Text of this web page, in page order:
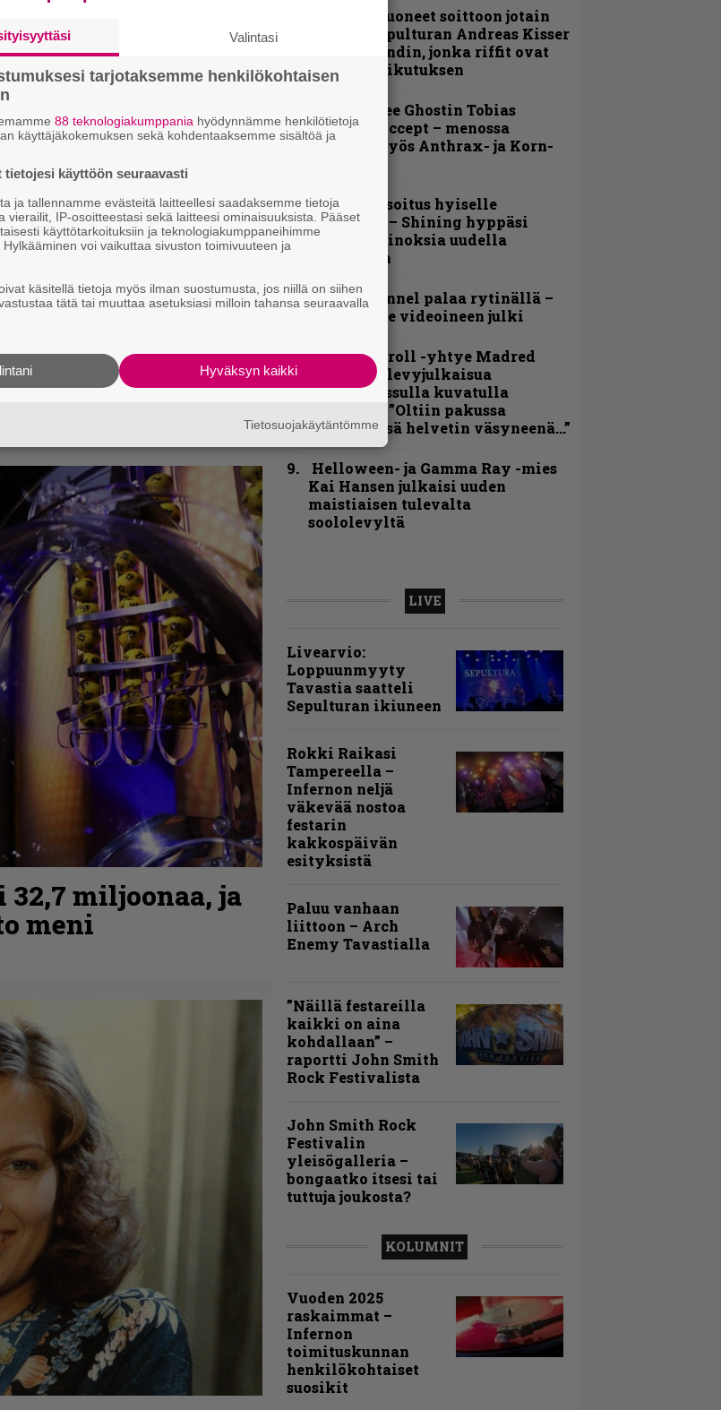
miljoonaa, ja
meni
”He ovat tuoneet soittoon jotain
uutta” – Sepulturan Andreas Kisser
nimeää bändin, jonka riffit ovat
tehneet vaikutuksen
Näin lähtee Ghostin Tobias
Forgelta Accept – menossa
mukana myös Anthrax- ja Korn-
Kunnianosoitus hyiselle
Pohjolalle – Shining hyppäsi
keskelle kinoksia uudella
videollaan
Blind Channel palaa rytinällä –
tuplasingle videoineen julki
Thrash ’n’ roll -yhtye Madred
ryydittää levyjulkaisua
keikkareissulla kuvatulla
videolla – ”Oltiin pakussa
kusihädässä helvetin väsyneenä…”
Helloween- ja Gamma Ray -mies
Kai Hansen julkaisi uuden
maistiaisen tulevalta
soololevyltä
LIVE
Livearvio:
Loppuunmyyty
Tavastia saatteli
Sepulturan ikiuneen
Rokki Raikasi
Tampereella –
Infernon neljä
väkevää nostoa
festarin
kakkospäivän
esityksistä
Paluu vanhaan
liittoon – Arch
Enemy Tavastialla
”Näillä festareilla
kaikki on aina
kohdallaan” –
raportti John Smith
Rock Festivalista
John Smith Rock
Festivalin
yleisögalleria –
bongaatko itsesi tai
tuttuja joukosta?
KOLUMNIT
Vuoden 2025
raskaimmat –
Infernon
toimituskunnan
henkilökohtaiset
suosikit
Valintasi
tarjotaksemme henkilökohtaisen
88 teknologiakumppania hyödynnämme henkilötietoja
käyttäjäkokemuksen sekä kohdentaaksemme sisältöä ja
tietojesi käyttöön seuraavasti
ja tallennamme evästeitä laitteellesi saadaksemme tietoja
vierailit, IP-osoitteestasi sekä laitteesi ominaisuuksista. Pääset
käyttötarkoituksiin ja teknologiakumppaneihimme
voi vaikuttaa sivuston toimivuuteen ja
käsitellä tietoja myös ilman suostumusta, jos niillä on siihen
tätä tai muuttaa asetuksiasi milloin tahansa seuraavalla
Hyväksyn kaikki
Tietosuojakäytäntömme